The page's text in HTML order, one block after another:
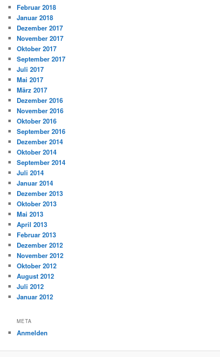
Februar 2018
Januar 2018
Dezember 2017
November 2017
Oktober 2017
September 2017
Juli 2017
Mai 2017
März 2017
Dezember 2016
November 2016
Oktober 2016
September 2016
Dezember 2014
Oktober 2014
September 2014
Juli 2014
Januar 2014
Dezember 2013
Oktober 2013
Mai 2013
April 2013
Februar 2013
Dezember 2012
November 2012
Oktober 2012
August 2012
Juli 2012
Januar 2012
META
Anmelden